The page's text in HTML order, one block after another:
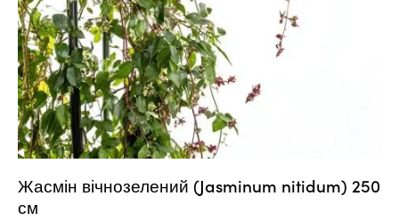
Жасмін вічнозелений (Jasminum nitidum) 250
см